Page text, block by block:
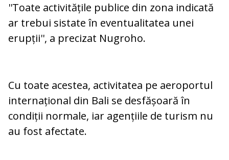
''Toate activitățile publice din zona indicată
ar trebui sistate în eventualitatea unei
erupții'', a precizat Nugroho.
Cu toate acestea, activitatea pe aeroportul
internațional din Bali se desfășoară în
condiții normale, iar agențiile de turism nu
au fost afectate.